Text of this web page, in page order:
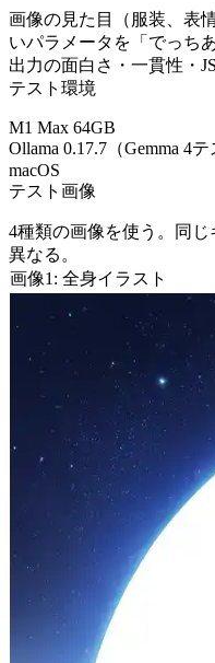
画像の見た目（服装、表
いパラメータを「でっち
出力の面白さ・一貫性・
テスト環境
M1 Max 64GB
Ollama 0.17.7（Gemma 4
macOS
テスト画像
4種類の画像を使う。同
異なる。
画像1: 全身イラスト